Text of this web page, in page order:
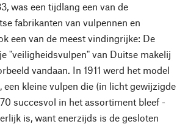
was een tijdlang een van de
fabrikanten van vulpennen en
een van de meest vindingrijke: De
"veiligheidsvulpen" van Duitse makelij
vandaan. In 1911 werd het model
een kleine vulpen die (in licht gewijzigde
succesvol in het assortiment bleef -
is, want enerzijds is de gesloten